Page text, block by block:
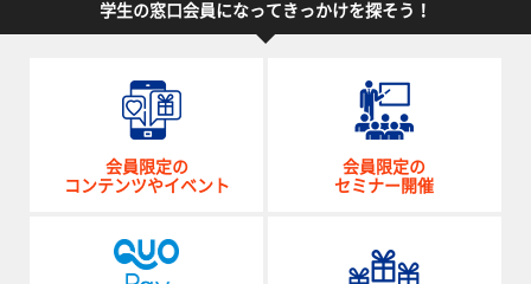
学生の窓口会員になってきっかけを探そう！
会員限定の
コンテンツやイベント
会員限定の
セミナー開催